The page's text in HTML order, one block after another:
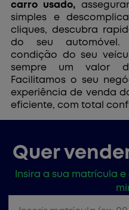
carro usado,
simples e
cliques, descubra
do seu automóvel.
condição do seu
sempre um valor
Facilitamos o seu
experiência de venda
eficiente, com total
Quer
Insira a sua matrícula